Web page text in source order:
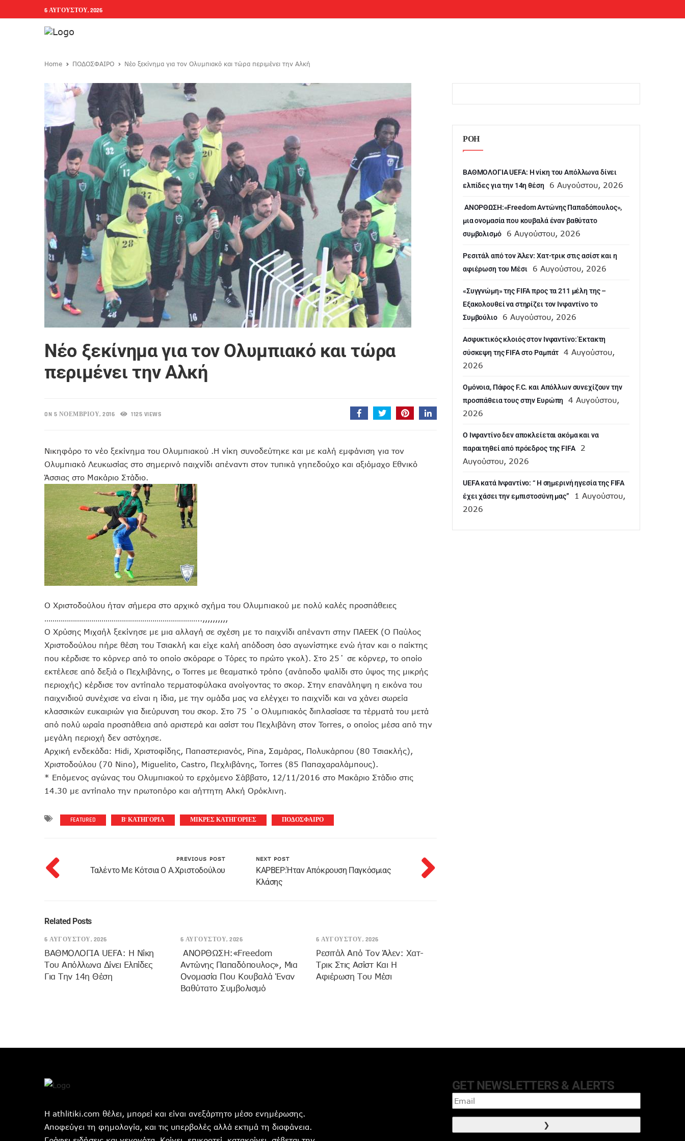
6 ΑΥΓΟΎΣΤΟΥ, 2026
Home ΠΟΔΟΣΦΑΙΡΟ Νέο ξεκίνημα για τον Ολυμπιακό και τώρα περιμένει την Αλκή
Νέο ξεκίνημα για τον Ολυμπιακό και τώρα
περιμένει την Αλκή
ON 5 ΝΟΕΜΒΡΊΟΥ, 2016 1125 VIEWS
Νικηφόρο το νέο ξεκίνημα του Ολυμπιακού .Η νίκη συνοδεύτηκε και με καλή εμφάνιση για τον
Ολυμπιακό Λευκωσίας στο σημερινό παιχνίδι απέναντι στον τυπικά γηπεδούχο και αξιόμαχο Εθνικό
Άσσιας στο Μακάριο Στάδιο.
O Χριστοδούλου ήταν σήμερα στο αρχικό σχήμα του Ολυμπιακού με πολύ καλές προσπάθειες
…………………………………………………………………..,,,,,,,,,,
Ο Χρύσης Μιχαήλ ξεκίνησε με μια αλλαγή σε σχέση με το παιχνίδι απέναντι στην ΠΑΕΕΚ (Ο Παύλος
Χριστοδούλου πήρε θέση του Τσιακλή και είχε καλή απόδοση όσο αγωνίστηκε ενώ ήταν και ο παίκτης
που κέρδισε το κόρνερ από το οποίο σκόραρε ο Τόρες το πρώτο γκολ). Στο 25΄ σε κόρνερ, το οποίο
εκτέλεσε από δεξιά ο Πεχλιβάνης, ο Torres με θεαματικό τρόπο (ανάποδο ψαλίδι στο ύψος της μικρής
περιοχής) κέρδισε τον αντίπαλο τερματοφύλακα ανοίγοντας το σκορ. Στην επανάληψη η εικόνα του
παιχνιδιού συνέχισε να είναι η ίδια, με την ομάδα μας να ελέγχει το παιχνίδι και να χάνει σωρεία
κλασσικών ευκαιριών για διεύρυνση του σκορ. Στο 75 ΄ο Ολυμπιακός διπλασίασε τα τέρματά του μετά
από πολύ ωραία προσπάθεια από αριστερά και ασίστ του Πεχλιβάνη στον Torres, ο οποίος μέσα από την
μεγάλη περιοχή δεν αστόχησε.
Αρχική ενδεκάδα: Hidi, Χριστοφίδης, Παπαστεριανός, Pina, Σαμάρας, Πολυκάρπου (80 Τσιακλής),
Χριστοδούλου (70 Nino), Miguelito, Castro, Πεχλιβάνης, Torres (85 Παπαχαραλάμπους).
* Επόμενος αγώνας του Ολυμπιακού το ερχόμενο Σάββατο, 12/11/2016 στο Μακάριο Στάδιο στις
14.30 με αντίπαλο την πρωτοπόρο και αήττητη Αλκή Ορόκλινη.
FEATURED Β’ ΚΑΤΗΓΟΡΙΑ ΜΙΚΡΕΣ ΚΑΤΗΓΟΡΙΕΣ ΠΟΔΟΣΦΑΙΡΟ
PREVIOUS POST
Ταλέντο Με Κότσια Ο Α.Χριστοδούλου
NEXT POST
ΚΑΡΒΕΡ:Ήταν Απόκρουση Παγκόσμιας
Κλάσης
Related Posts
6 ΑΥΓΟΎΣΤΟΥ, 2026
ΒΑΘΜΟΛΟΓΙΑ UEFA: Η Νίκη
Του Απόλλωνα Δίνει Ελπίδες
Για Την 14η Θέση
6 ΑΥΓΟΎΣΤΟΥ, 2026
ANOΡΘΩΣΗ:«Freedom
Αντώνης Παπαδόπουλος», Μια
Ονομασία Που Κουβαλά Έναν
Βαθύτατο Συμβολισμό
6 ΑΥΓΟΎΣΤΟΥ, 2026
Ρεσιτάλ Από Τον Άλεν: Χατ-
Τρικ Στις Ασίστ Και Η
Αφιέρωση Του Μέσι
ΡΟΗ
ΒΑΘΜΟΛΟΓΙΑ UEFA: Η νίκη του Απόλλωνα δίνει
ελπίδες για την 14η θέση
6 Αυγούστου, 2026
ANOΡΘΩΣΗ:«Freedom Αντώνης Παπαδόπουλος»,
μια ονομασία που κουβαλά έναν βαθύτατο
συμβολισμό
6 Αυγούστου, 2026
Ρεσιτάλ από τον Άλεν: Χατ-τρικ στις ασίστ και η
αφιέρωση του Μέσι
6 Αυγούστου, 2026
«Συγγνώμη» της FIFA προς τα 211 μέλη της –
Εξακολουθεί να στηρίζει τον Ινφαντίνο το
Συμβούλιο
6 Αυγούστου, 2026
Ασφυκτικός κλοιός στον Ινφαντίνο: Έκτακτη
σύσκεψη της FIFA στο Ραμπάτ
4 Αυγούστου,
2026
Ομόνοια, Πάφος F.C. και Απόλλων συνεχίζουν την
προσπάθεια τους στην Ευρώπη
4 Αυγούστου,
2026
Ο Ινφαντίνο δεν αποκλείεται ακόμα και να
παραιτηθεί από πρόεδρος της FIFA
2
Αυγούστου, 2026
UEFA κατά Ινφαντίνο: “ H σημερινή ηγεσία της FIFA
έχει χάσει την εμπιστοσύνη μας”
1 Αυγούστου,
2026
Η athlitiki.com θέλει, μπορεί και είναι ανεξάρτητο μέσο ενημέρωσης.
Αποφεύγει τη φημολογία, και τις υπερβολές αλλά εκτιμά τη διαφάνεια.
GET NEWSLETTERS & ALERTS